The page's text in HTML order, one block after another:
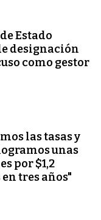
Estado
designación
como gestor
las tasas y
unas
por $1,2
tres años"